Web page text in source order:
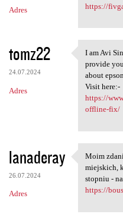
Adres
https://
tomz22
24.07.2024
Adres
I am Avi
I am Avi
provide
about
Visit here:-
https://
offline-fix/
lanaderay
26.07.2024
Adres
Moim
Moim
miejskich,
stopniu -
https://